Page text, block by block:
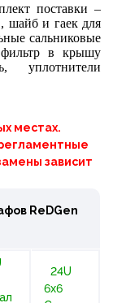
поставки –
шайб и гаек для
сальниковые
фильтр в крышу
местах.
зависит
ReDGen
24U
6х6